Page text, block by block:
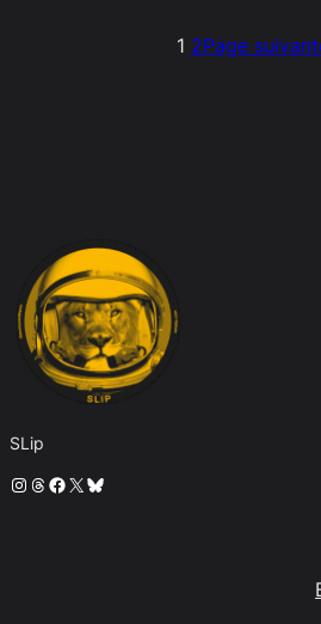
1 2Page
SLip
Instagram
Threads
Facebook
X Bluesky